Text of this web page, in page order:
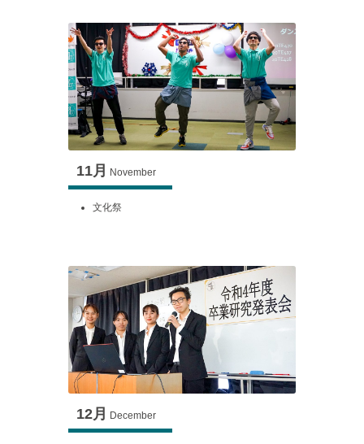
11月 November
文化祭
12月 December